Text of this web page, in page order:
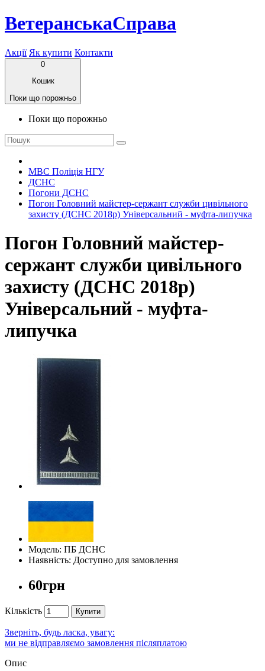
ВетеранськаСправа
Акції Як купити Контакти
0
Кошик
Поки що порожньо
Поки що порожньо
МВС Поліція НГУ
ДСНС
Погони ДСНС
Погон Головний майстер-сержант служби цивільного
захисту (ДСНС 2018р) Універсальний - муфта-липучка
Погон Головний майстер-
сержант служби цивільного
захисту (ДСНС 2018р)
Універсальний - муфта-
липучка
Модель: ПБ ДСНС
Наявність: Доступно для замовлення
60грн
Кількість Купити
Зверніть, будь ласка, увагу:
ми не відправляємо замовлення післяплатою
Опис